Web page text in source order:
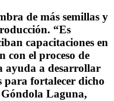
de más semillas y
“Es
capacitaciones en
con el proceso de
ayuda a desarrollar
para fortalecer dicho
Laguna,